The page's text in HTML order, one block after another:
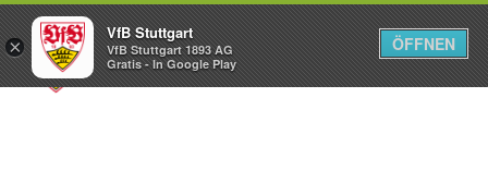
Menü
×
VfB Stuttgart
VfB Stuttgart 1893 AG
Gratis - In Google Play
ÖFFNEN